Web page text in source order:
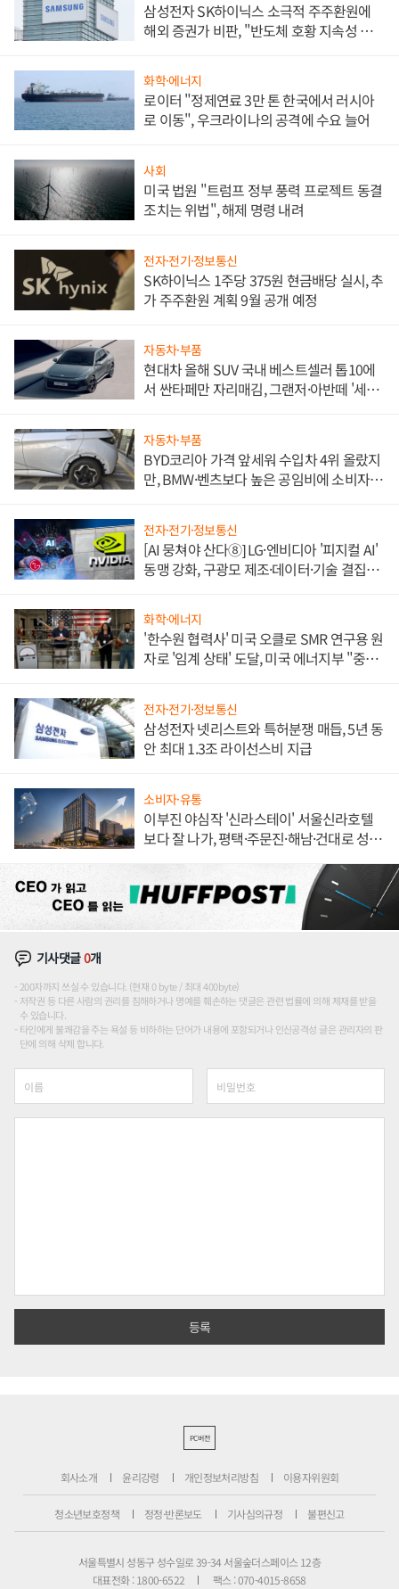
삼성전자 SK하이닉스 소극적 주주환원에
해외 증권가 비판, "반도체 호황 지속성 의
화학·에너지
로이터 "정제연료 3만 톤 한국에서 러시아
로 이동", 우크라이나의 공격에 수요 늘어
사회
미국 법원 "트럼프 정부 풍력 프로젝트 동결
조치는 위법", 해제 명령 내려
전자·전기·정보통신
SK하이닉스 1주당 375원 현금배당 실시, 추
가 주주환원 계획 9월 공개 예정
자동차·부품
현대차 올해 SUV 국내 베스트셀러 톱10에
서 싼타페만 자리매김, 그랜저·아반떼 '세단
자동차·부품
BYD코리아 가격 앞세워 수입차 4위 올랐지
만, BMW·벤츠보다 높은 공임비에 소비자
전자·전기·정보통신
[AI 뭉쳐야 산다⑧] LG·엔비디아 '피지컬 AI'
동맹 강화, 구광모 제조·데이터·기술 결집
화학·에너지
'한수원 협력사' 미국 오클로 SMR 연구용 원
자로 '임계 상태' 도달, 미국 에너지부 "중요
전자·전기·정보통신
삼성전자 넷리스트와 특허분쟁 매듭, 5년 동
안 최대 1.3조 라이선스비 지급
소비자·유통
이부진 야심작 '신라스테이' 서울신라호텔
보다 잘 나가, 평택·주문진·해남·건대로 성
기사댓글0개
200자까지 쓰실 수 있습니다. (현재 0 byte / 최대 400byte)
저작권 등 다른 사람의 권리를 침해하거나 명예를 훼손하는 댓글은 관련 법률에 의해 제재를 받을
수 있습니다.
타인에게 불쾌감을 주는 욕설 등 비하하는 단어가 내용에 포함되거나 인신공격성 글은 관리자의 판
단에 의해 삭제 합니다.
PC버전
회사소개 윤리강령 개인정보처리방침 이용자위원회
청소년보호정책 정정·반론보도 기사심의규정 불편신고
서울특별시 성동구 성수일로 39-34 서울숲더스페이스 12층
대표전화 : 1800-6522
팩스 : 070-4015-8658